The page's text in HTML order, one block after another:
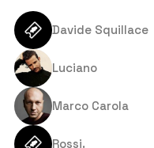
Davide Squillace
Luciano
Marco Carola
Rossi.
a
t
e
s
1
Die meisten Tische